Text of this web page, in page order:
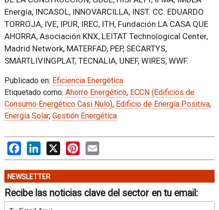
Energía, INCASOL, INNOVARCILLA, INST. CC. EDUARDO
TORROJA, IVE, IPUR, IREC, ITH, Fundación LA CASA QUE
AHORRA, Asociación KNX, LEITAT Technological Center,
Madrid Network, MATERFAD, PEP, SECARTYS,
SMARTLIVINGPLAT, TECNALIA, UNEF, WIRES, WWF.
Publicado en: Eficiencia Energética
Etiquetado como: Ahorro Energético, ECCN (Edificios de
Consumo Energético Casi Nulo), Edificio de Energía Positiva,
Energía Solar, Gestión Energética
FacebookLinkedIn Pinterest
NEWSLETTER
Recibe las noticias clave del sector en tu email: